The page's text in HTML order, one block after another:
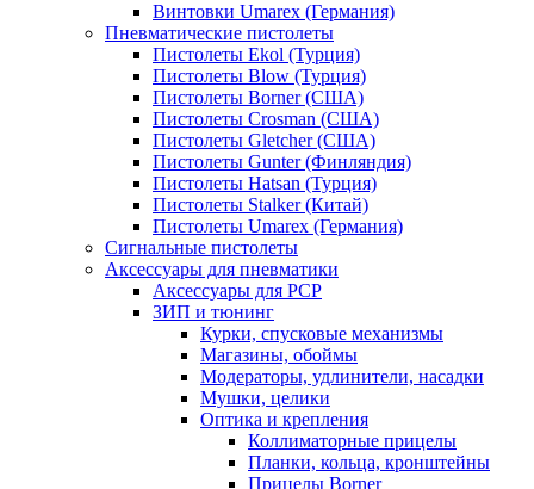
Винтовки Umarex (Германия)
Пневматические пистолеты
Пистолеты Ekol (Турция)
Пистолеты Blow (Турция)
Пистолеты Borner (США)
Пистолеты Crosman (США)
Пистолеты Gletcher (США)
Пистолеты Gunter (Финляндия)
Пистолеты Hatsan (Турция)
Пистолеты Stalker (Китай)
Пистолеты Umarex (Германия)
Сигнальные пистолеты
Аксессуары для пневматики
Аксессуары для PCP
ЗИП и тюнинг
Курки, спусковые механизмы
Магазины, обоймы
Модераторы, удлинители, насадки
Мушки, целики
Оптика и крепления
Коллиматорные прицелы
Планки, кольца, кронштейны
Прицелы Borner